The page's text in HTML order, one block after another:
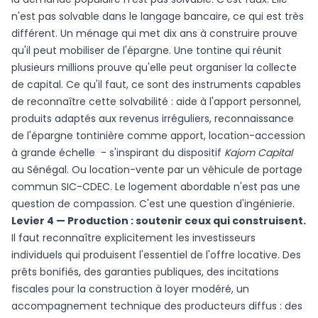
n'est pas solvable dans le langage bancaire, ce qui est très
différent. Un ménage qui met dix ans à construire prouve
qu'il peut mobiliser de l'épargne. Une tontine qui réunit
plusieurs millions prouve qu'elle peut organiser la collecte
de capital. Ce qu'il faut, ce sont des instruments capables
de reconnaître cette solvabilité : aide à l'apport personnel,
produits adaptés aux revenus irréguliers, reconnaissance
de l'épargne tontinière comme apport, location-accession
à grande échelle - s'inspirant du dispositif Kajom Capital
au Sénégal. Ou location-vente par un véhicule de portage
commun SIC-CDEC. Le logement abordable n'est pas une
question de compassion. C'est une question d'ingénierie.
Levier 4 — Production : soutenir ceux qui construisent.
Il faut reconnaître explicitement les investisseurs
individuels qui produisent l'essentiel de l'offre locative. Des
prêts bonifiés, des garanties publiques, des incitations
fiscales pour la construction à loyer modéré, un
accompagnement technique des producteurs diffus : des